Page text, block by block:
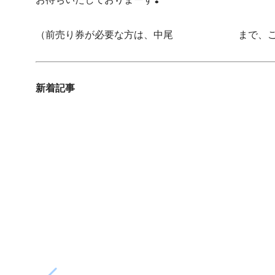
（前売り券が必要な方は、中尾 まで、
新着記事